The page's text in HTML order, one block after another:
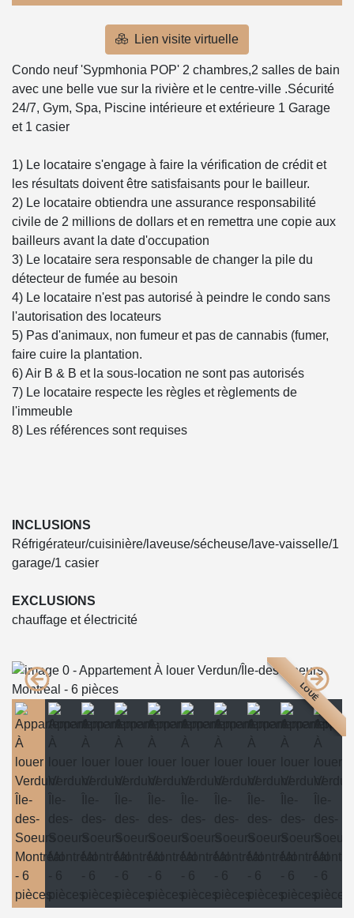
Lien visite virtuelle
Condo neuf 'Sypmhonia POP' 2 chambres,2 salles de bain
avec une belle vue sur la rivière et le centre-ville .Sécurité
24/7, Gym, Spa, Piscine intérieure et extérieure 1 Garage
et 1 casier
1) Le locataire s'engage à faire la vérification de crédit et
les résultats doivent être satisfaisants pour le bailleur.
2) Le locataire obtiendra une assurance responsabilité
civile de 2 millions de dollars et en remettra une copie aux
bailleurs avant la date d'occupation
3) Le locataire sera responsable de changer la pile du
détecteur de fumée au besoin
4) Le locataire n'est pas autorisé à peindre le condo sans
l'autorisation des locateurs
5) Pas d'animaux, non fumeur et pas de cannabis (fumer,
faire cuire la plantation.
6) Air B & B et la sous-location ne sont pas autorisés
7) Le locataire respecte les règles et règlements de
l'immeuble
8) Les références sont requises
INCLUSIONS
Réfrigérateur/cuisinière/laveuse/sécheuse/lave-vaisselle/1
garage/1 casier
EXCLUSIONS
chauffage et électricité
LOUÉ